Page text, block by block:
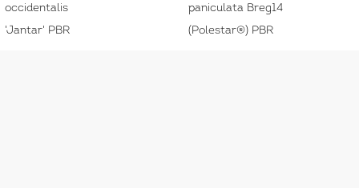
occidentalis
'Jantar' PBR
paniculata Breg14
(Polestar®) PBR